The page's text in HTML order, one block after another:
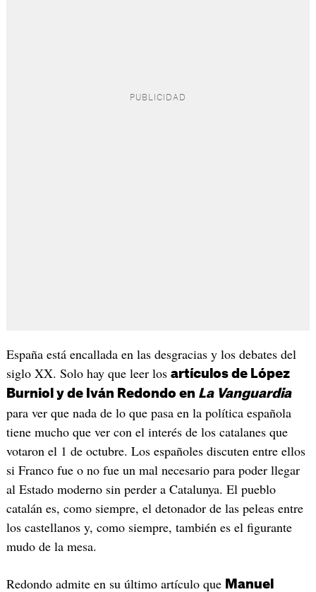
España está encallada en las desgracias y los debates del
siglo XX. Solo hay que leer los artículos de López
Burniol y de Iván Redondo en La Vanguardia
para ver que nada de lo que pasa en la política española
tiene mucho que ver con el interés de los catalanes que
votaron el 1 de octubre. Los españoles discuten entre ellos
si Franco fue o no fue un mal necesario para poder llegar
al Estado moderno sin perder a Catalunya. El pueblo
catalán es, como siempre, el detonador de las peleas entre
los castellanos y, como siempre, también es el figurante
mudo de la mesa.
Redondo admite en su último artículo que Manuel